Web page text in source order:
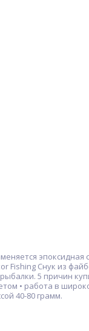
Fishing Снук из
5 причин
• работа в
40-80 грамм.